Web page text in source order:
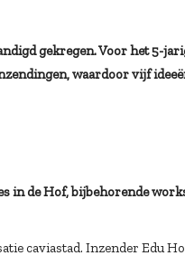
gekregen. Voor het 5-
waardoor vijf
de Hof, bijbehorende
caviastad. Inzender Edu